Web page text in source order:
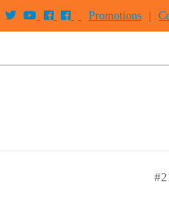
Promotions